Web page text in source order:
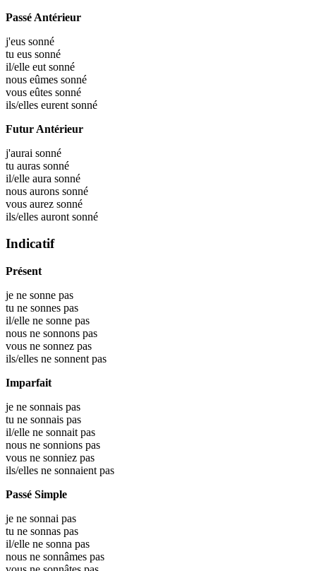
Passé Antérieur
j'eus sonné
tu eus sonné
il/elle eut sonné
nous eûmes sonné
vous eûtes sonné
ils/elles eurent sonné
Futur Antérieur
j'aurai sonné
tu auras sonné
il/elle aura sonné
nous aurons sonné
vous aurez sonné
ils/elles auront sonné
Indicatif
Présent
je ne sonne pas
tu ne sonnes pas
il/elle ne sonne pas
nous ne sonnons pas
vous ne sonnez pas
ils/elles ne sonnent pas
Imparfait
je ne sonnais pas
tu ne sonnais pas
il/elle ne sonnait pas
nous ne sonnions pas
vous ne sonniez pas
ils/elles ne sonnaient pas
Passé Simple
je ne sonnai pas
tu ne sonnas pas
il/elle ne sonna pas
nous ne sonnâmes pas